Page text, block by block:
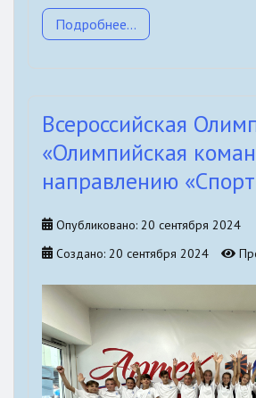
Подробнее...
Всероссийская
«Олимпийская
направлению
Опубликовано: 20 сентября 2024
Создано: 20 сентября 2024